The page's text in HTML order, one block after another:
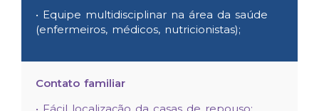
• Equipe multidisciplinar na área da saúde
(enfermeiros, médicos, nutricionistas);
Contato familiar